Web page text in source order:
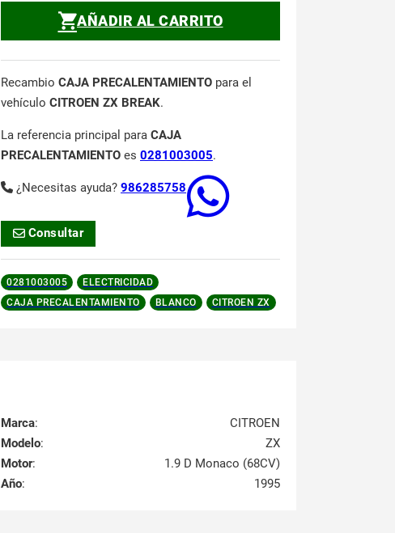
AÑADIR AL CARRITO
Recambio CAJA PRECALENTAMIENTO para el
vehículo CITROEN ZX BREAK.
La referencia principal para CAJA
PRECALENTAMIENTO es 0281003005.
¿Necesitas ayuda? 986285758
Consultar
0281003005
ELECTRICIDAD
CAJA PRECALENTAMIENTO
BLANCO CITROEN ZX
Marca:
CITROEN
Modelo:
ZX
Motor:
1.9 D Monaco (68CV)
Año: 1995